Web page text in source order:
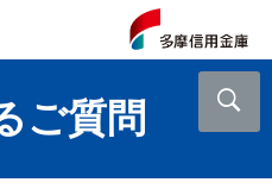
ご質問